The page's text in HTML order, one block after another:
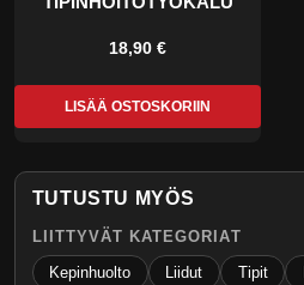
18,90 €
LISÄÄ OSTOSKORIIN
TUTUSTU MYÖS
LIITTYVÄT KATEGORIAT
Kepinhuolto Liidut Tipit